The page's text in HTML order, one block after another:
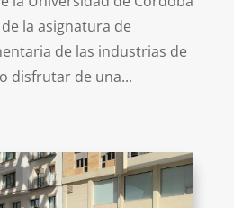
la asignatura de
de las industrias de
disfrutar de una...